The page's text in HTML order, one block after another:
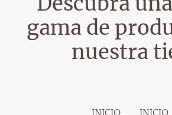
gama de
nuestra
INICIO INICIO